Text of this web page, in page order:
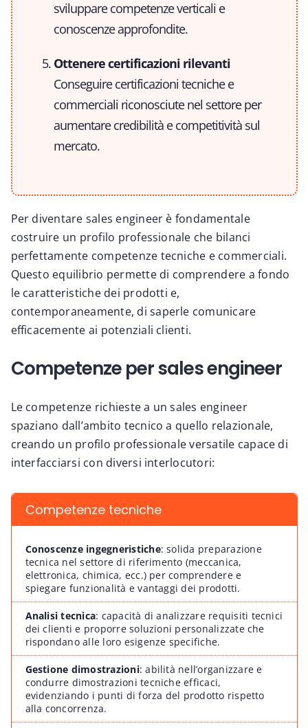
sviluppare competenze verticali e
conoscenze approfondite.
Ottenere certificazioni rilevanti
Conseguire certificazioni tecniche e
commerciali riconosciute nel settore per
aumentare credibilità e competitività sul
mercato.
Per diventare sales engineer è fondamentale
costruire un profilo professionale che bilanci
perfettamente competenze tecniche e commerciali.
Questo equilibrio permette di comprendere a fondo
le caratteristiche dei prodotti e,
contemporaneamente, di saperle comunicare
efficacemente ai potenziali clienti.
Competenze per sales engineer
Le competenze richieste a un sales engineer
spaziano dall’ambito tecnico a quello relazionale,
creando un profilo professionale versatile capace di
interfacciarsi con diversi interlocutori:
Competenze tecniche
Conoscenze ingegneristiche:solida preparazione
tecnica nel settore di riferimento (meccanica,
elettronica, chimica, ecc.) per comprendere e
spiegare funzionalità e vantaggi dei prodotti.
Analisi tecnica: capacità di analizzare requisiti tecnici
dei clienti e proporre soluzioni personalizzate che
rispondano alle loro esigenze specifiche.
Gestione dimostrazioni:abilità nell’organizzare e
condurre dimostrazioni tecniche efficaci,
evidenziando i punti di forza del prodotto rispetto
alla concorrenza.